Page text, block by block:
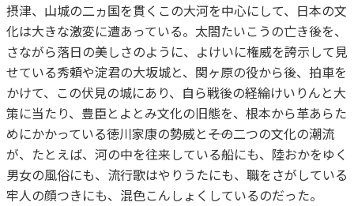
摂津、山城の二ヵ国を貫くこの大河を中心にして、日本の文
化は大きな激変に遭あっている。太閤たいこうの亡き後を、
さながら落日の美しさのように、よけいに権威を誇示して見
せている秀頼や淀君の大坂城と、関ヶ原の役から後、拍車を
かけて、この伏見の城にあり、自ら戦後の経綸けいりんと大
策に当たり、豊臣とよとみ文化の旧態を、根本から革あらた
めにかかっている徳川家康の勢威と――その二つの文化の潮流
が、たとえば、河の中を往来している船にも、陸おかをゆく
男女の風俗にも、流行歌はやりうたにも、職をさがしている
牢人の顔つきにも、混色こんしょくしているのだった。